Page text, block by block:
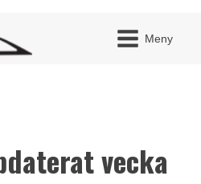
Meny
BLI
MITT
vecka